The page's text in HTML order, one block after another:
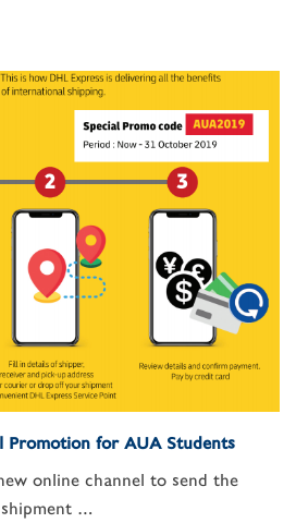
Promotion for AUA Students
online channel to send the
...